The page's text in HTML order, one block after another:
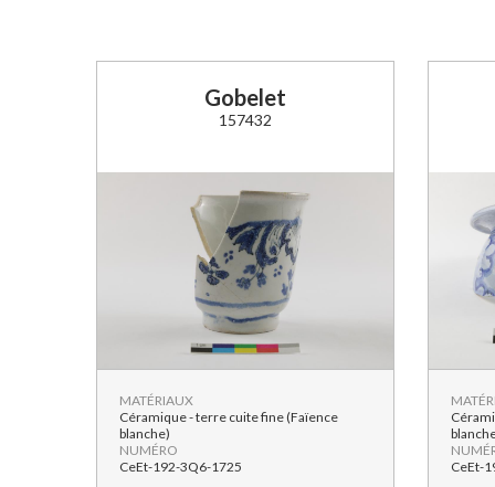
Gobelet
157432
MATÉRIAUX
Céramique - terre cuite fine (Faïence
blanche)
NUMÉRO
CeEt-192-3Q6-1725
CeEt-